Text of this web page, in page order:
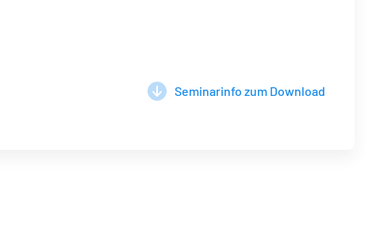
Seminarinfo zum Download